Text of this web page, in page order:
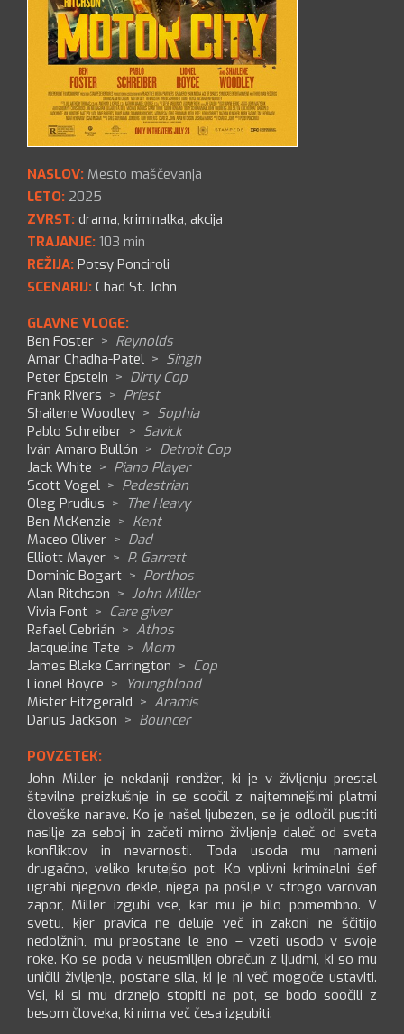
NASLOV: Mesto maščevanja
LETO: 2025
ZVRST: drama, kriminalka, akcija
TRAJANJE: 103 min
REŽIJA: Potsy Ponciroli
SCENARIJ: Chad St. John
GLAVNE VLOGE:
Ben Foster > Reynolds
Amar Chadha-Patel > Singh
Peter Epstein > Dirty Cop
Frank Rivers > Priest
Shailene Woodley > Sophia
Pablo Schreiber > Savick
Iván Amaro Bullón > Detroit Cop
Jack White > Piano Player
Scott Vogel > Pedestrian
Oleg Prudius > The Heavy
Ben McKenzie > Kent
Maceo Oliver > Dad
Elliott Mayer > P. Garrett
Dominic Bogart > Porthos
Alan Ritchson > John Miller
Vivia Font > Care giver
Rafael Cebrián > Athos
Jacqueline Tate > Mom
James Blake Carrington > Cop
Lionel Boyce > Youngblood
Mister Fitzgerald > Aramis
Darius Jackson > Bouncer
POVZETEK:
John Miller je nekdanji rendžer, ki je v življenju prestal
številne preizkušnje in se soočil z najtemnejšimi platmi
človeške narave. Ko je našel ljubezen, se je odločil pustiti
nasilje za seboj in začeti mirno življenje daleč od sveta
konfliktov in nevarnosti. Toda usoda mu nameni
drugačno, veliko krutejšo pot. Ko vplivni kriminalni šef
ugrabi njegovo dekle, njega pa pošlje v strogo varovan
zapor, Miller izgubi vse, kar mu je bilo pomembno. V
svetu, kjer pravica ne deluje več in zakoni ne ščitijo
nedolžnih, mu preostane le eno – vzeti usodo v svoje
roke. Ko se poda v neusmiljen obračun z ljudmi, ki so mu
uničili življenje, postane sila, ki je ni več mogoče ustaviti.
Vsi, ki si mu drznejo stopiti na pot, se bodo soočili z
besom človeka, ki nima več česa izgubiti.